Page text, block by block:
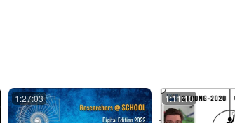
1:27:03 1:11:10